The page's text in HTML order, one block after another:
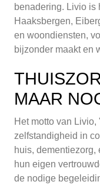
benadering. Livio is
Haaksbergen,
en woondiensten,
bijzonder maakt en
MAAR
Het motto van
zelfstandigheid in
huis,
hun eigen
de nodige